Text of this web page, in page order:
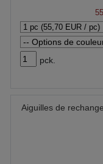
pck.
Aiguilles de